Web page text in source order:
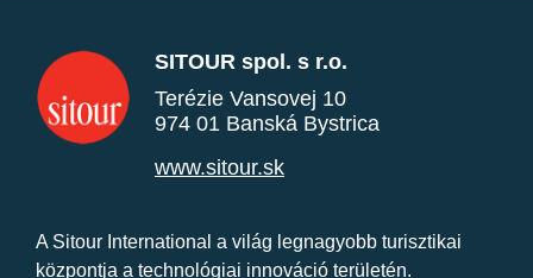
SITOUR spol. s r.o.
Terézie Vansovej 10
974 01 Banská Bystrica
www.sitour.sk
A Sitour International a világ legnagyobb turisztikai
központja a technológiai innováció területén.